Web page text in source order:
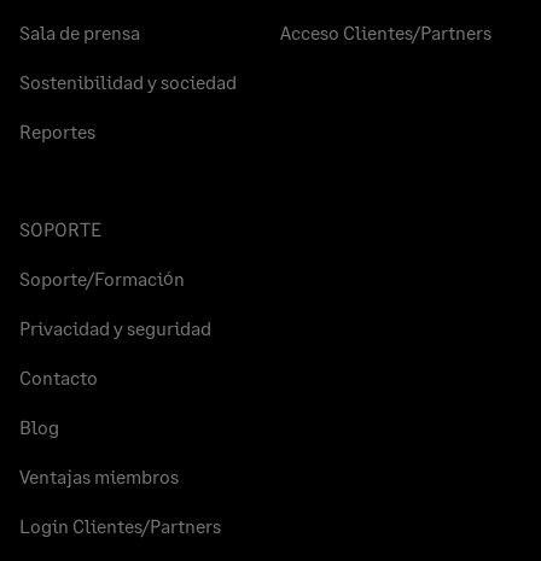
Sala de prensa
Sostenibilidad y sociedad
Reportes
Acceso Clientes/Partners
SOPORTE
Soporte/Formación
Privacidad y seguridad
Contacto
Blog
Ventajas miembros
Login Clientes/Partners